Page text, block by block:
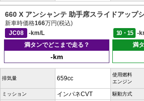
660 X アンシャンテ 助手席スライドアップ
新車時価格166万円(税込)
JC08
-km/L 10・15
-
満タンでどこまで走る？
-km
満
排気量 659cc
使用燃料
エンジン
ミッション インパネCVT 駆動方式